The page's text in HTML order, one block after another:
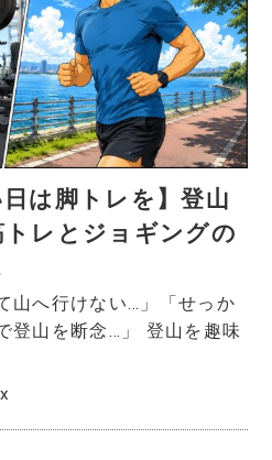
日は脚トレを】登山
レとジョギングの
山へ行けない…」「せっか
登山を断念…」 登山を趣味